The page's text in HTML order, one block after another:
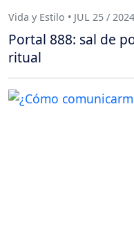
Vida y Estilo • JUL 25 / 2024
Portal 888: sal de
ritual